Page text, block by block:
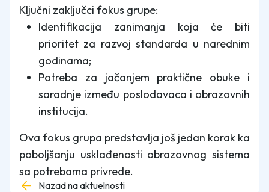
Ključni zaključci fokus grupe:
Identifikacija zanimanja koja će biti
prioritet za razvoj standarda u narednim
godinama;
Potreba za jačanjem praktične obuke i
saradnje između poslodavaca i obrazovnih
institucija.
Ova fokus grupa predstavlja još jedan korak ka
poboljšanju usklađenosti obrazovnog sistema
sa potrebama privrede.
Nazad na aktuelnosti